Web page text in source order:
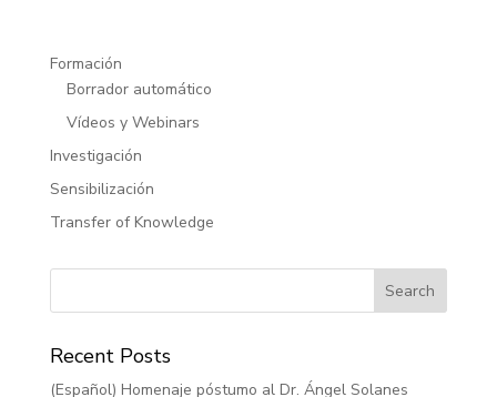
Formación
Borrador automático
Vídeos y Webinars
Investigación
Sensibilización
Transfer of Knowledge
Recent Posts
(Español) Homenaje póstumo al Dr. Ángel Solanes